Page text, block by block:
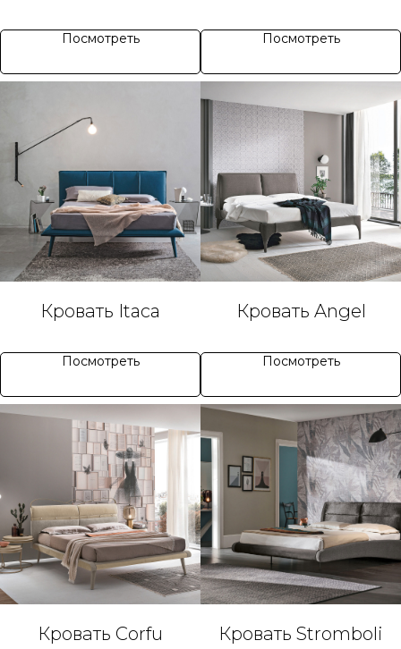
Посмотреть Посмотреть
Кровать Itaca
Посмотреть
Кровать Angel
Посмотреть
Кровать Corfu Кровать Stromboli